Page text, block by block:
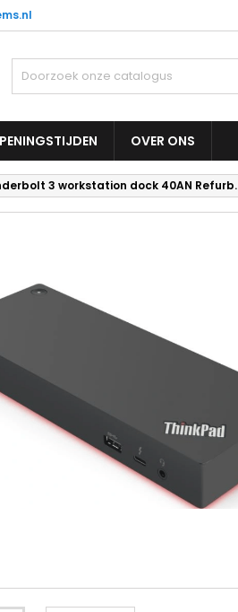
OVER ONS
3 workstation dock 40AN Refurb.